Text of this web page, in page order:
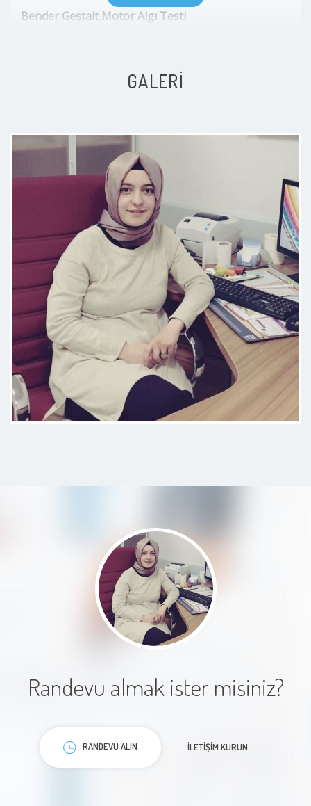
Bender Gestalt Motor Algı Testi
Porteus Labirentleri Testi
Otizm Değerlendirme Ölçeği
Good Enough Zeka Testi
Çocuk Gelişim Testi
GALERI
Randevu almak ister misiniz?
RANDEVU ALIN İLETIŞIM KURUN